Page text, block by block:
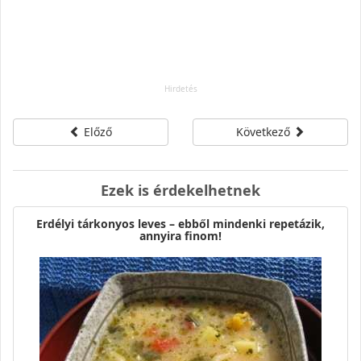
Előző Következő
Ezek is érdekelhetnek
Erdélyi tárkonyos leves – ebből mindenki repetázik,
annyira finom!